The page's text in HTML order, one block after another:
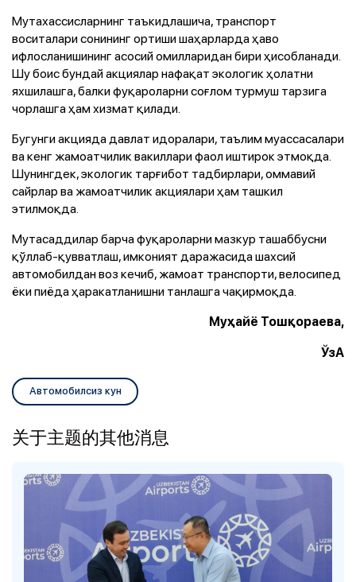
Мутахассисларнинг таъкидлашича, транспорт
воситалари сонининг ортиши шаҳарларда ҳаво
ифлосланишининг асосий омилларидан бири ҳисобланади.
Шу боис бундай акциялар нафақат экологик ҳолатни
яхшилашга, балки фуқароларни соғлом турмуш тарзига
чорлашга ҳам хизмат қилади.
Бугунги акцияда давлат идоралари, таълим муассасалари
ва кенг жамоатчилик вакиллари фаол иштирок этмоқда.
Шунингдек, экологик тарғибот тадбирлари, оммавий
сайрлар ва жамоатчилик акциялари ҳам ташкил
этилмоқда.
Мутасаддилар барча фуқароларни мазкур ташаббусни
қўллаб-қувватлаш, имконият даражасида шахсий
автомобилдан воз кечиб, жамоат транспорти, велосипед
ёки пиёда ҳаракатланишни танлашга чақирмоқда.
Муҳайё Тошқораева,
ЎзА
Автомобилсиз кун
关于主题的其他消息